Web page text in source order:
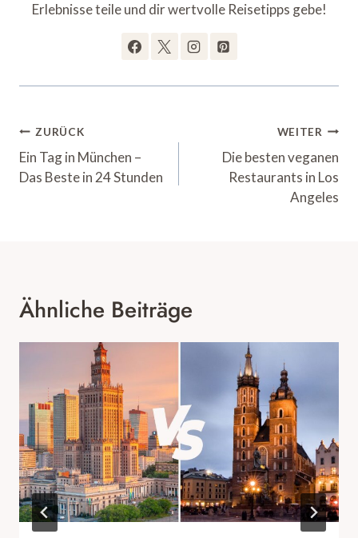
Erlebnisse teile und dir wertvolle Reisetipps gebe!
Beitrags-
Navigation
ZURÜCK
Ein Tag in München –
Das Beste in 24 Stunden
WEITER
Die besten veganen
Restaurants in Los
Angeles
Ähnliche Beiträge